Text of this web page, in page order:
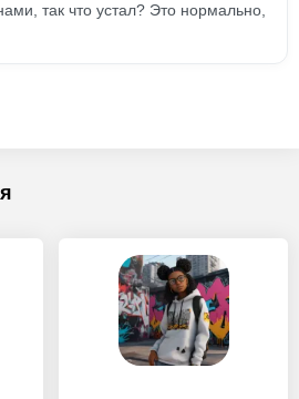
так что устал? Это нормально,